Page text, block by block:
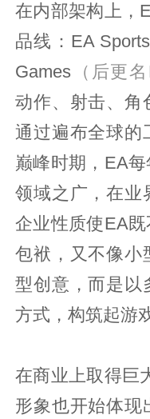
在内部架构上，
品线：EA
Games （后更
动作、射击、角
通过遍布全球的
巅峰时期，EA
领域之广，在业
企业性质使EA
包袱，又不像小
型创意，而是以
方式，构筑起游
在商业上取得巨
形象也开始体现